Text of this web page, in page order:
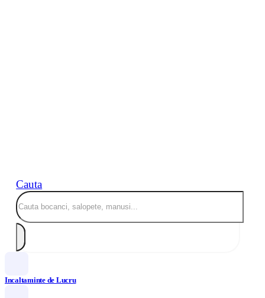
Cauta
Incaltaminte de Lucru